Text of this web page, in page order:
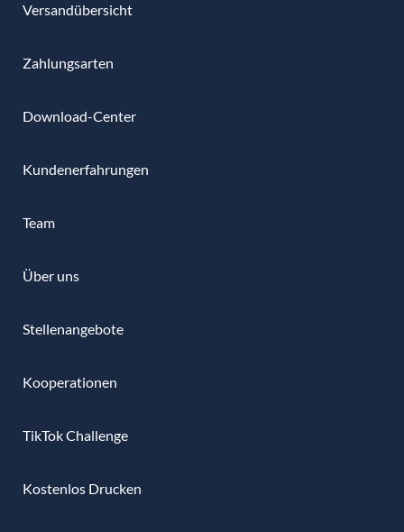
Versandübersicht
Zahlungsarten
Download-Center
Kundenerfahrungen
Team
Über uns
Stellenangebote
Kooperationen
TikTok Challenge
Kostenlos Drucken